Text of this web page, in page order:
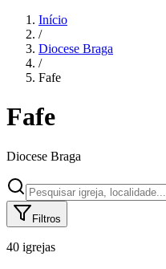
Início
/
Diocese Braga
/
Fafe
Fafe
Diocese Braga
Filtros
40 igrejas